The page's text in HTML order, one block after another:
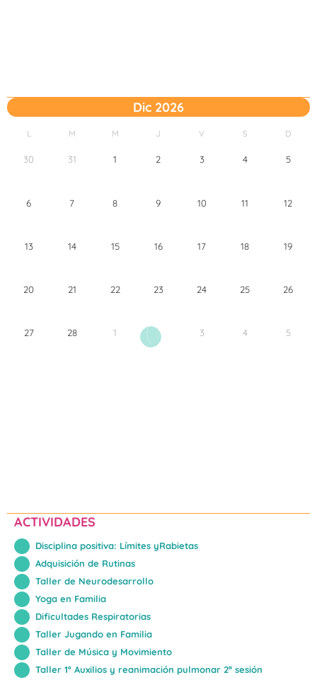
Dic 2026
L M M J V S D
30 31 1 2 3 4 5
6 7 8 9 10 11 12
13 14 15 16 17 18 19
20 21 22 23 24 25 26
27 28 1 2 3 4 5
ACTIVIDADES
Disciplina positiva: Límites yRabietas
Adquisición de Rutinas
Taller de Neurodesarrollo
Yoga en Familia
Dificultades Respiratorias
Taller Jugando en Familia
Taller de Música y Movimiento
Taller 1º Auxilios y reanimación pulmonar 2ª sesión